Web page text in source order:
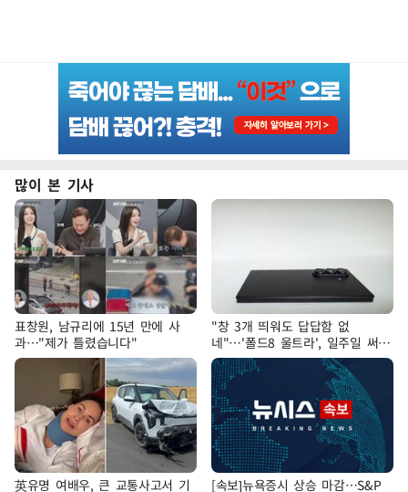
많이 본 기사
표창원, 남규리에 15년 만에 사
과…"제가 틀렸습니다"
"창 3개 띄워도 답답함 없
네"…'폴드8 울트라', 일주일 써보
니
英유명 여배우, 큰 교통사고서 기 [속보]뉴욕증시 상승 마감…S&P